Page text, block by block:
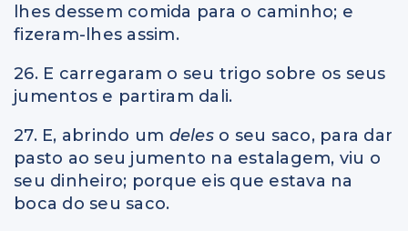
lhes dessem comida para o caminho; e
fizeram-lhes assim.
26. E carregaram o seu trigo sobre os seus
jumentos e partiram dali.
27. E, abrindo um deles o seu saco, para dar
pasto ao seu jumento na estalagem, viu o
seu dinheiro; porque eis que estava na
boca do seu saco.